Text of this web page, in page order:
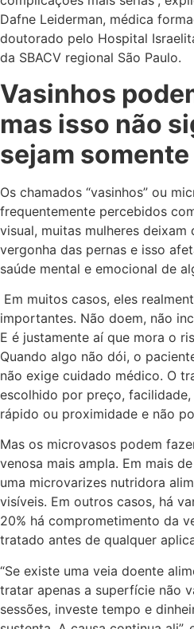
Dafne Leiderman, médica
doutorado pelo Hospital
da SBACV regional São Paulo.
Vasinhos
mas isso não
sejam
Os chamados “vasinhos” ou
frequentemente percebidos
visual, muitas mulheres
vergonha das pernas e isso
saúde mental e emocional de
Em muitos casos, eles
importantes. Não doem, não
E é justamente aí que mora o
Quando algo não dói, o
não exige cuidado médico. O
escolhido por preço,
rápido ou proximidade e não
Mas os microvasos podem
venosa mais ampla. Em mais
uma microvarizes nutridora
visíveis. Em outros casos, há
20% há comprometimento da
tratado antes de qualquer
“Se existe uma veia doente
tratar apenas a superfície não
sessões, investe tempo e